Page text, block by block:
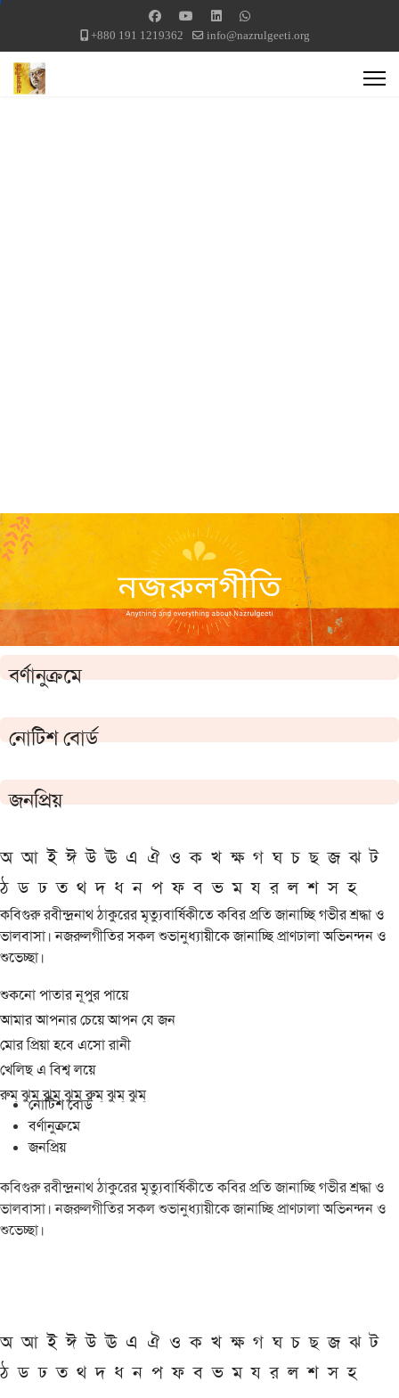
+880 191 1219362 info@nazrulgeeti.org
বর্ণানুক্রমে
নোটিশ বোর্ড
জনপ্রিয়
অ আ ই ঈ উ ঊ এ ঐ ও ক খ ক্ষ গ ঘ চ ছ জ ঝ ট
ঠ ড ঢ ত থ দ ধ ন প ফ ব ভ ম য র ল শ স হ
কবিগুরু রবীন্দ্রনাথ ঠাকুরের মৃত্যুবার্ষিকীতে কবির প্রতি জানাচ্ছি গভীর শ্রদ্ধা ও
ভালবাসা। নজরুলগীতির সকল শুভানুধ্যায়ীকে জানাচ্ছি প্রাণঢালা অভিনন্দন ও
শুভেচ্ছা।
শুকনো পাতার নূপুর পায়ে
আমার আপনার চেয়ে আপন যে জন
মোর প্রিয়া হবে এসো রানী
খেলিছ এ বিশ্ব লয়ে
রুম্ ঝুম্ ঝুম্ ঝুম্ রুম্ ঝুম্ ঝুম্
নোটিশ বোর্ড
বর্ণানুক্রমে
জনপ্রিয়
কবিগুরু রবীন্দ্রনাথ ঠাকুরের মৃত্যুবার্ষিকীতে কবির প্রতি জানাচ্ছি গভীর শ্রদ্ধা ও
ভালবাসা। নজরুলগীতির সকল শুভানুধ্যায়ীকে জানাচ্ছি প্রাণঢালা অভিনন্দন ও
শুভেচ্ছা।
অ আ ই ঈ উ ঊ এ ঐ ও ক খ ক্ষ গ ঘ চ ছ জ ঝ ট
ঠ ড ঢ ত থ দ ধ ন প ফ ব ভ ম য র ল শ স হ